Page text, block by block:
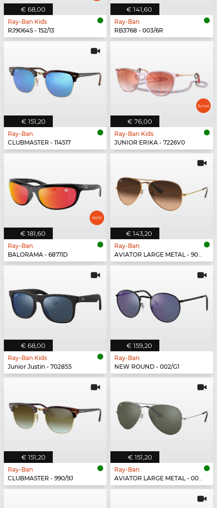
€ 68,00
Ray-Ban Kids
RJ9064S - 152/13
€ 141,60
Ray-Ban
RB3768 - 003/6R
€ 151,20
Ray-Ban
CLUBMASTER - 114517
€ 76,00
Ray-Ban Kids
JUNIOR ERIKA - 7226V0
€ 181,60
Ray-Ban
BALORAMA - 68711D
€ 143,20
Ray-Ban
AVIATOR LARGE METAL - 9001A5
€ 68,00
Ray-Ban Kids
Junior Justin - 702855
€ 159,20
Ray-Ban
NEW ROUND - 002/G1
€ 151,20
Ray-Ban
CLUBMASTER - 990/9J
€ 151,20
Ray-Ban
AVIATOR LARGE METAL - 003/40